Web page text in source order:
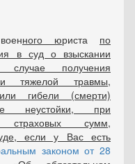
ного юриста по
в суд о взыскании
получения
тяжелой травмы,
гибели (смерти)
неустойки, при
страховых сумм,
если у Вас есть
законом от 28